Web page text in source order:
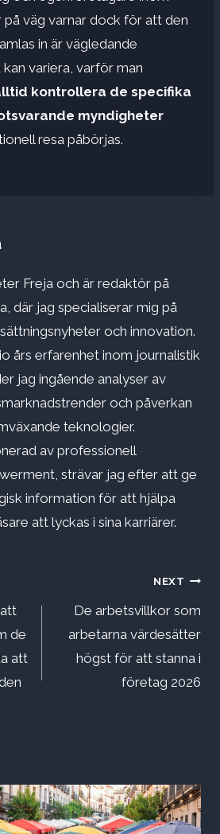
väg varnar dock för att den
in är vägledande
variera, varför man
kontrollera de specifika
myndigheter
resa påbörjas.
Freja och är redaktör på
där jag specialiserar mig på
och innovation.
års erfarenhet inom journalistik
jag ingående analyser av
och påverkan
teknologier.
av professionell
strävar jag efter att ge
information för att hjälpa
att lyckas i sina karriärer.
de
att
NEXT
De arbetsvillkor som
arbetarna värdesätter
högst för att stanna i
företag 2026